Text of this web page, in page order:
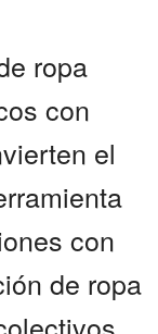
ropa
con
el
con
de ropa